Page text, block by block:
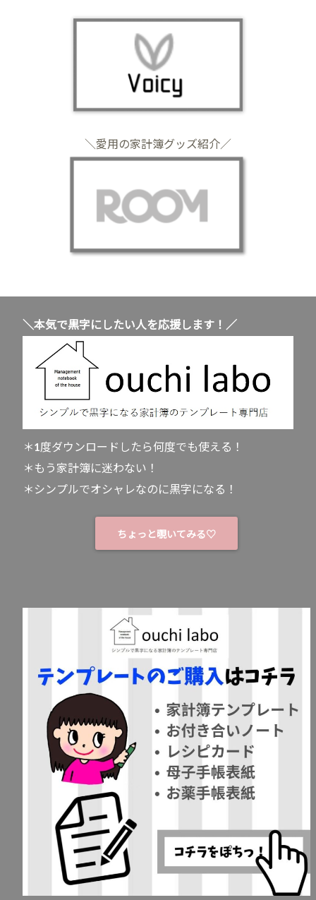
＼愛用の家計簿グッズ紹介／
＼本気で黒字にしたい人を応援します！／
＊1度ダウンロードしたら何度でも使える！
＊もう家計簿に迷わない！
＊シンプルでオシャレなのに黒字になる！
ちょっと覗いてみる♡